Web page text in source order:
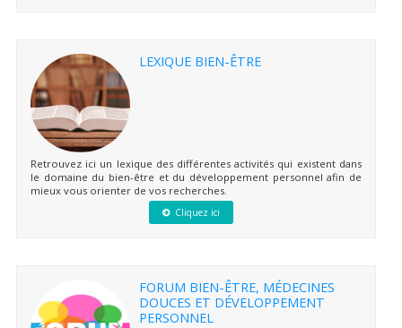
LEXIQUE BIEN-ÊTRE
Retrouvez ici un lexique des différentes activités qui existent dans
le domaine du bien-être et du développement personnel afin de
mieux vous orienter de vos recherches.
Cliquez ici
FORUM BIEN-ÊTRE, MÉDECINES
DOUCES ET DÉVELOPPEMENT
PERSONNEL